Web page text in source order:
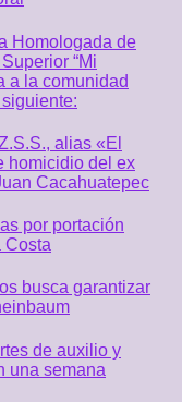
Homologada de
“Mi
a la comunidad
alias «El
homicidio del ex
Cacahuatepec
por portación
Costa
busca garantizar
de auxilio y
una semana